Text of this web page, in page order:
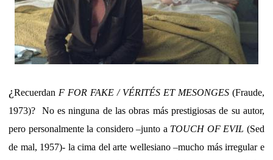
¿Recuerdan F FOR FAKE / VÉRITÉS ET MESONGES (Fraude,
1973)?
No es ninguna de las obras más prestigiosas de su autor,
pero personalmente la considero –junto a TOUCH OF EVIL (Sed
de mal, 1957)- la cima del arte wellesiano –mucho más irregular e